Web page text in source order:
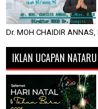
Dr. MOH CHAIDIR
IKLAN UCAPAN NATARU